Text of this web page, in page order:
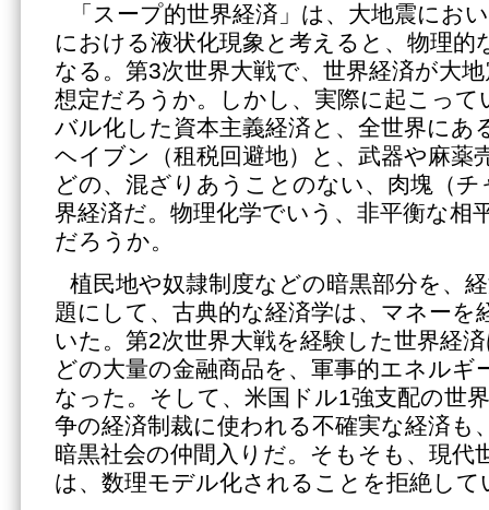
「スープ的世界経済」は、大地震にお
における液状化現象と考えると、物理的
なる。第3次世界大戦で、世界経済が大
想定だろうか。しかし、実際に起こっ
バル化した資本主義経済と、全世界にあ
ヘイブン（租税回避地）と、武器や麻薬
どの、混ざりあうことのない、肉塊（
界経済だ。物理化学でいう、非平衡な相
だろうか。
植民地や奴隷制度などの暗黒部分を、
題にして、古典的な経済学は、マネーを
いた。第2次世界大戦を経験した世界経
どの大量の金融商品を、軍事的エネルギ
なった。そして、米国ドル1強支配の世
争の経済制裁に使われる不確実な経済も
暗黒社会の仲間入りだ。そもそも、現代
は、数理モデル化されることを拒絶して